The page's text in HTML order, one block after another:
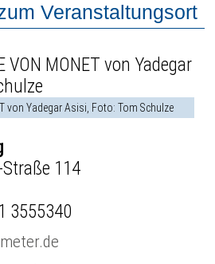
Veranstaltungsort
von Yadegar Asisi, Foto: Tom Schulze
114
3555340